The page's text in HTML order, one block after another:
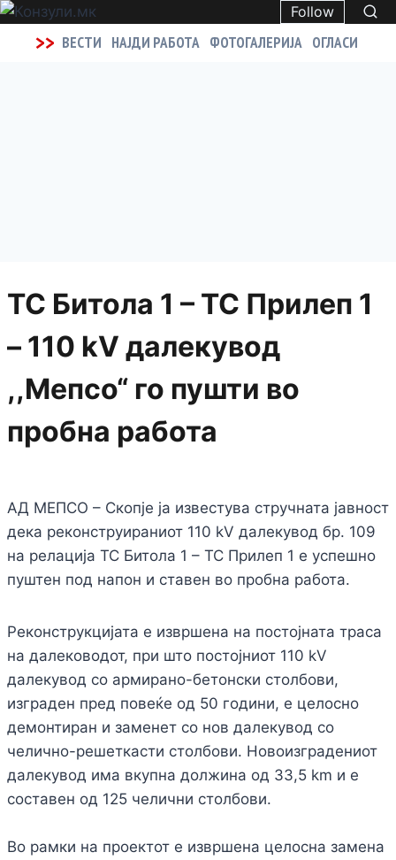
Follow
>> ВЕСТИ НАЈДИ РАБОТА ФОТОГАЛЕРИЈА ОГЛАСИ
ТС Битола 1 – ТС Прилеп 1
– 110 kV далекувод
,,Мепсо“ го пушти во
пробна работа
АД МЕПСО – Скопје ја известува стручната јавност
дека реконструираниот 110 kV далекувод бр. 109
на релација ТС Битола 1 – ТС Прилеп 1 е успешно
пуштен под напон и ставен во пробна работа.
Реконструкцијата е извршена на постојната траса
на далеководот, при што постојниот 110 kV
далекувод со армирано-бетонски столбови,
изграден пред повеќе од 50 години, е целосно
демонтиран и заменет со нов далекувод со
челично-решеткасти столбови. Новоизградениот
далекувод има вкупна должина од 33,5 km и е
составен од 125 челични столбови.
Во рамки на проектот е извршена целосна замена